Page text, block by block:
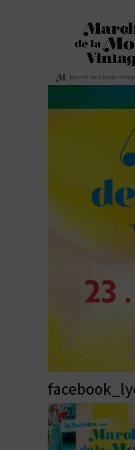
Marché de la Mode Vintage